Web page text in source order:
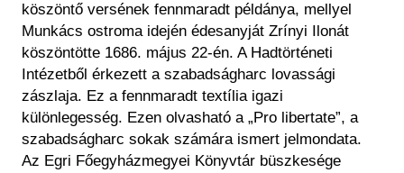
köszöntő versének fennmaradt példánya, mellyel
Munkács ostroma idején édesanyját Zrínyi Ilonát
köszöntötte 1686. május 22-én. A Hadtörténeti
Intézetből érkezett a szabadságharc lovassági
zászlaja. Ez a fennmaradt textília igazi
különlegesség. Ezen olvasható a „Pro libertate”, a
szabadságharc sokak számára ismert jelmondata.
Az Egri Főegyházmegyei Könyvtár büszkesége